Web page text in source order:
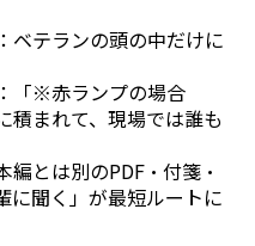
：ベテランの頭の中だけに
：「※赤ランプの場合
まれて、現場では誰も
編とは別のPDF・付箋・
に聞く」が最短ルートに